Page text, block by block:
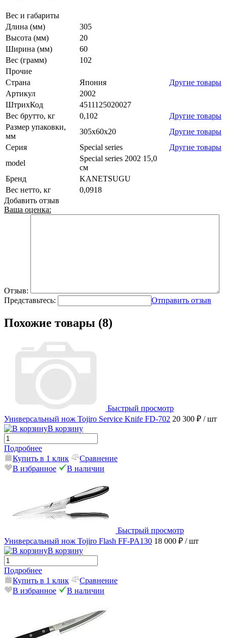
Вес и габариты
Длина (мм)
305
Высота (мм)
20
Ширина (мм)
60
Вес (грамм)
102
Прочие
Страна
Япония
Другие товары
Артикул
2002
ШтрихКод
4511125020027
Вес брутто, кг
0,102
Другие товары
Размер упаковки,
мм
305x60x20
Другие товары
Серия
Special series
Другие товары
model
Special series 2002 15,0
см
Бренд
KANETSUGU
Вес нетто, кг
0,0918
Добавить отзыв
Ваша оценка:
Отзыв:
Представьтесь:
Отправить отзыв
Похожие товары (8)
Быстрый просмотр
Универсальный нож Tojiro Service Knife FD-702 20 300 ₽ / шт
В корзину
Подробнее
Купить в 1 клик
Сравнение
В избранное
В наличии
Быстрый просмотр
Универсальный нож Tojiro Flash FF-PA130 18 000 ₽ / шт
В корзину
Подробнее
Купить в 1 клик
Сравнение
В избранное
В наличии